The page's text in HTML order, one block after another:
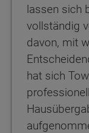
lassen sich
vollständig
davon, mit
hat sich